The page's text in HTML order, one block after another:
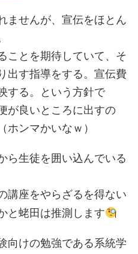
ませんが、宣伝をほとん
ことを期待していて、そ
出す指導をする。宣伝費
する。という方針で
が良いところに出すの
ホンマかいなｗ）
ら生徒を囲い込んでいる
講座をやらざるを得ない
と蛯田は推測します
向けの勉強である系統学